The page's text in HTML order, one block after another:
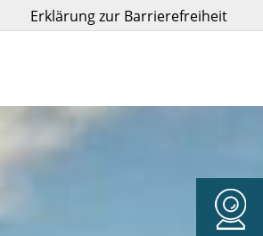
Erklärung zur Barrierefreiheit